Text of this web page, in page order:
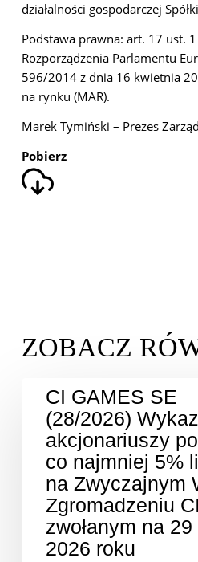
działalności gospodarczej
Podstawa prawna: art. 17 ust.
Rozporządzenia Parlamentu
596/2014 z dnia 16 kwietnia
na rynku (MAR).
Marek Tymiński – Prezes
Pobierz
CI GAMES SE
(28/2026) Wykaz
akcjonariuszy
co najmniej 5%
na Zwyczajnym
Zgromadzeniu
zwołanym na
2026 roku